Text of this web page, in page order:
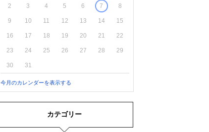
2 3 4 5 6 7 8
9 10 11 12 13 14 15
16 17 18 19 20 21 22
23 24 25 26 27 28 29
30 31
今月のカレンダーを表示する
カテゴリー